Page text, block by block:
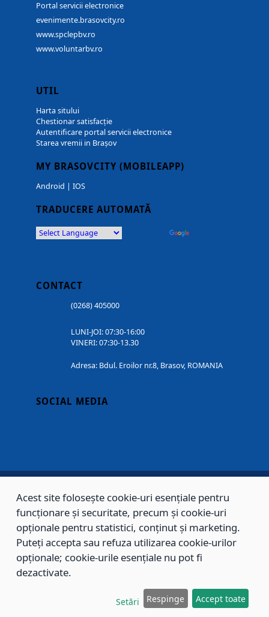
Portal servicii electronice
evenimente.brasovcity.ro
www.spclepbv.ro
www.voluntarbv.ro
UTIL
Harta sitului
Chestionar satisfacție
Autentificare portal servicii electronice
Starea vremii in Brașov
MY BRASOVCITY (MOBILEAPP)
Android | IOS
TRADUCERE AUTOMATĂ
CONTACT
(0268) 405000
LUNI-JOI: 07:30-16:00
VINERI: 07:30-13.30
Adresa: Bdul. Eroilor nr.8, Brasov, ROMANIA
SOCIAL MEDIA
Copyright © 2002 - 2026 - PRIMĂRIA MUNICIPIULUI BRAȘOV, toate drepturile
rezervate.
Sitemap Contact
Acest site folosește cookie-uri esențiale pentru
funcționare și securitate, precum și cookie-uri
opționale pentru statistici, conținut și marketing.
Puteți accepta sau refuza utilizarea cookie-urilor
opționale; cookie-urile esențiale nu pot fi
dezactivate.
Setări Respinge Accept toate